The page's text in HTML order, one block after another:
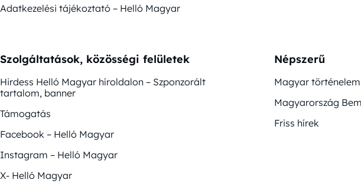
Adatkezelési tájékoztató – Helló Magyar
Szolgáltatások, közösségi felületek
Hirdess Helló Magyar híroldalon – Szponzorált
tartalom, banner
Támogatás
Facebook – Helló Magyar
Instagram – Helló Magyar
X- Helló Magyar
Népszerű
Magyar
Magyarország
Friss hírek